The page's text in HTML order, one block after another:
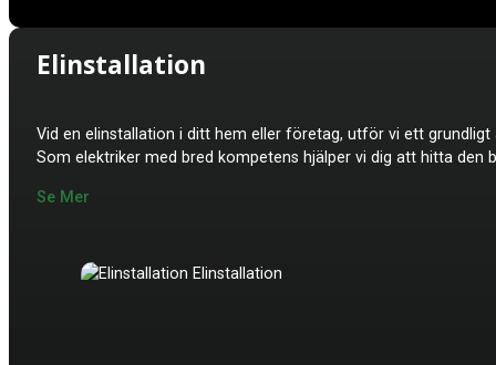
Elinstallation
Vid en elinstallation i ditt hem eller företag, utför vi ett
Som elektriker med bred kompetens hjälper vi dig att hitta den
Se Mer